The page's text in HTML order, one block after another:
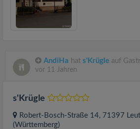
AndiHa hat s'Krügle auf
vor 11 Jahren
s'Krügle
Robert-Bosch-Straße 14, 71397
(Württemberg)